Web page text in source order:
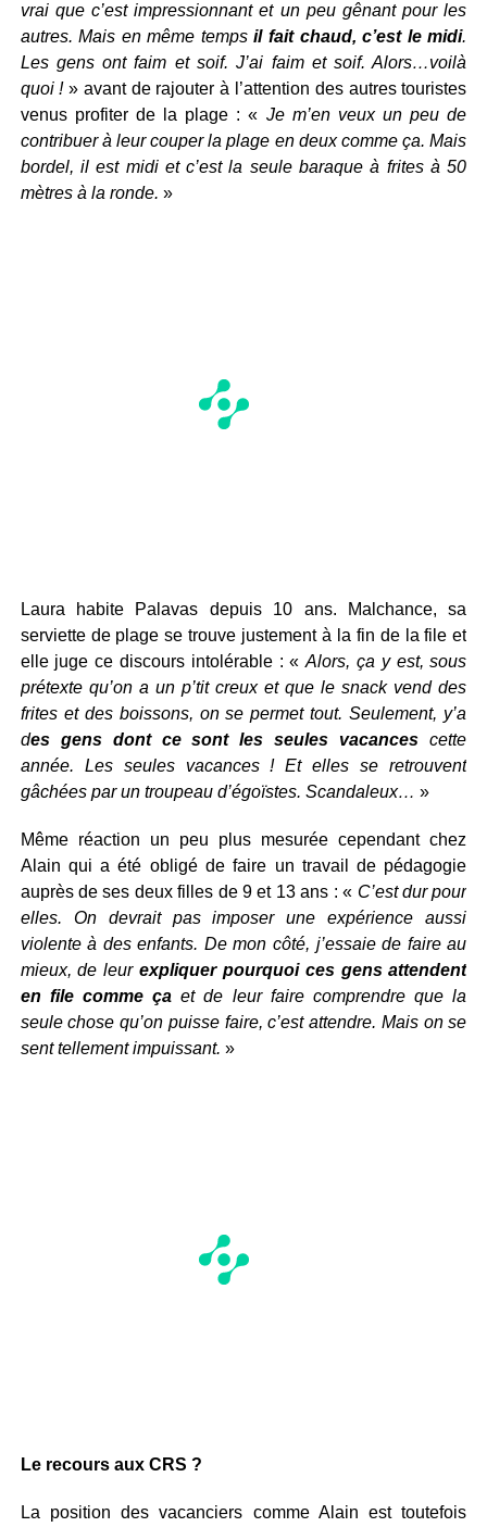
vrai que c’est impressionnant et un peu gênant pour les
autres. Mais en même tempsil fait chaud, c’est le midi.
Les gens ont faim et soif. J’ai faim et soif. Alors…voilà
quoi !» avant de rajouter à l’attention des autres touristes
venus profiter de la plage : « Je m’en veux un peu de
contribuer à leur couper la plage en deux comme ça. Mais
bordel, il est midi et c’est la seule baraque à frites à 50
mètres à la ronde. »
Laura habite Palavas depuis 10 ans. Malchance, sa
serviette de plage se trouve justement à la fin de la file et
elle juge ce discours intolérable : «Alors, ça y est, sous
prétexte qu’on a un p’tit creux et que le snack vend des
frites et des boissons, on se permet tout. Seulement, y’a
des gens dont ce sont les seules vacances cette
année. Les seules vacances ! Et elles se retrouvent
gâchées par un troupeau d’égoïstes. Scandaleux… »
Même réaction un peu plus mesurée cependant chez
Alain qui a été obligé de faire un travail de pédagogie
auprès de ses deux filles de 9 et 13 ans : « C’est dur pour
elles. On devrait pas imposer une expérience aussi
violente à des enfants. De mon côté, j’essaie de faire au
mieux, de leurexpliquer pourquoi ces gens attendent
en file comme ça et de leur faire comprendre que la
seule chose qu’on puisse faire, c’est attendre. Mais on se
sent tellement impuissant. »
Le recours aux CRS ?
La position des vacanciers comme Alain est toutefois